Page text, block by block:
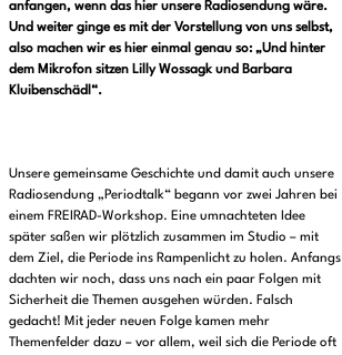
anfangen, wenn das hier unsere Radiosendung wäre.
Und weiter ginge es mit der Vorstellung von uns selbst,
also machen wir es hier einmal genau so: „Und hinter
dem Mikrofon sitzen Lilly Wossagk und Barbara
Kluibenschädl“.
Unsere gemeinsame Geschichte und damit auch unsere
Radiosendung „Periodtalk“ begann vor zwei Jahren bei
einem FREIRAD-Workshop. Eine umnachteten Idee
später saßen wir plötzlich zusammen im Studio – mit
dem Ziel, die Periode ins Rampenlicht zu holen. Anfangs
dachten wir noch, dass uns nach ein paar Folgen mit
Sicherheit die Themen ausgehen würden. Falsch
gedacht! Mit jeder neuen Folge kamen mehr
Themenfelder dazu – vor allem, weil sich die Periode oft